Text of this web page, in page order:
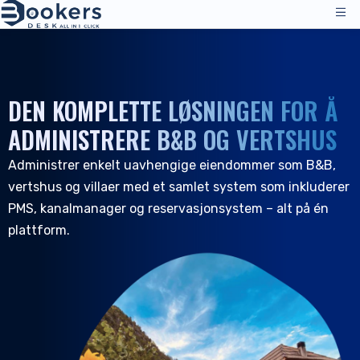
Ledelsesoperasjoner
Kanalsjef
Distribusjonskanaler
Prissetting
Teknisk støtte
Reservasjonsadministrasjon
PMS - Hotellprogram
Bookingmotor
Løsninger
Overnatting
Hoteller
Bed & Breakfast og vertshus
Anmeldelser
Ressurser
Ressurser & verktøy
Alle ressurser
Verktøy & guider
Kundesupport
Om oss
Be om en demo
DEN KOMPLETTE LØSNINGEN FOR Å
ADMINISTRERE B&B OG VERTSHUS
Administrer enkelt uavhengige eiendommer som B&B,
vertshus og villaer med et samlet system som inkluderer
PMS, kanalmanager og reservasjonsystem – alt på én
plattform.